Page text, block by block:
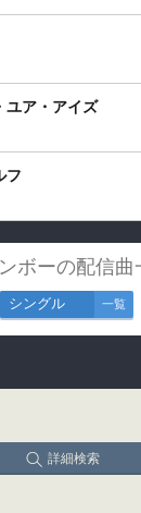
ユア・アイズ
フ
ボーの配信曲
シングル 一覧
詳細検索